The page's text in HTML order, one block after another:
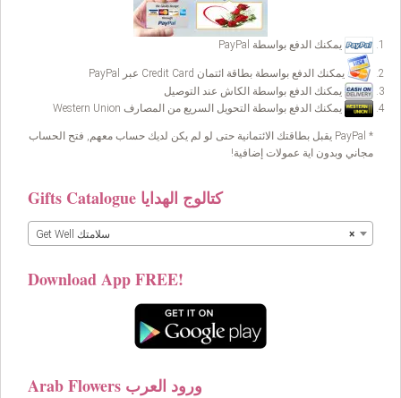
يمكنك الدفع بواسطة PayPal
يمكنك الدفع بواسطة بطاقة ائتمان Credit Card عبر PayPal
يمكنك الدفع بواسطة الكاش عند التوصيل
يمكنك الدفع بواسطة التحويل السريع من المصارف Western Union
* PayPal يقبل بطاقتك الائتمانية حتى لو لم يكن لديك حساب معهم, فتح الحساب
مجاني وبدون اية عمولات إضافية!
Gifts Catalogue كتالوج الهدايا
× Get Well سلامتك
Download App FREE!
Arab Flowers ورود العرب